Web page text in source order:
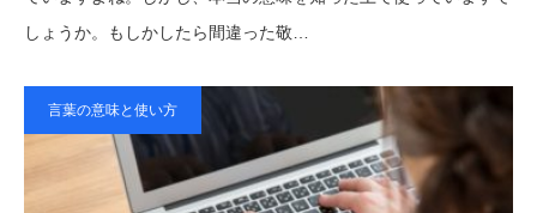
しょうか。もしかしたら間違った敬…
言葉の意味と使い方